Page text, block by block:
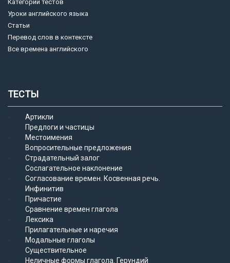
Категории тестов
Уроки английского языка
Статьи
Перевод слов в контексте
Все времена английского
ТЕСТЫ
Артикли
Предлоги и частицы
Местоимения
Вопросительные предложения
Страдательный залог
Сослагательное наклонение
Согласование времен. Косвенная речь.
Инфинитив
Причастие
Сравнение времен глагола
Лексика
Прилагательные и наречия
Модальные глаголы
Существительное
Неличные формы глагола. Герундий